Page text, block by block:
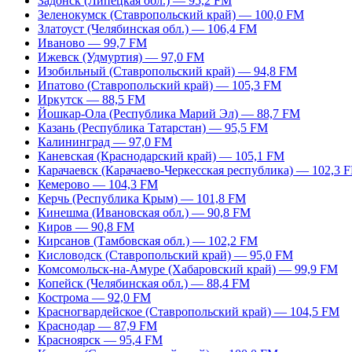
Зеленокумск (Ставропольский край) — 100,0 FM
Златоуст (Челябинская обл.) — 106,4 FM
Иваново — 99,7 FM
Ижевск (Удмуртия) — 97,0 FM
Изобильный (Ставропольский край) — 94,8 FM
Ипатово (Ставропольский край) — 105,3 FM
Иркутск — 88,5 FM
Йошкар-Ола (Республика Марий Эл) — 88,7 FM
Казань (Республика Татарстан) — 95,5 FM
Калининград — 97,0 FM
Каневская (Краснодарский край) — 105,1 FM
Карачаевск (Карачаево-Черкесская республика) — 102,3
Кемерово — 104,3 FM
Керчь (Республика Крым) — 101,8 FM
Кинешма (Ивановская обл.) — 90,8 FM
Киров — 90,8 FM
Кирсанов (Тамбовская обл.) — 102,2 FM
Кисловодск (Ставропольский край) — 95,0 FM
Комсомольск-на-Амуре (Хабаровский край) — 99,9 FM
Копейск (Челябинская обл.) — 88,4 FM
Кострома — 92,0 FM
Красногвардейское (Ставропольский край) — 104,5 FM
Краснодар — 87,9 FM
Красноярск — 95,4 FM